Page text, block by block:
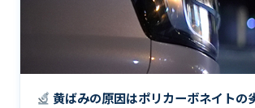
黄ばみの原因はポリカーボネイトの